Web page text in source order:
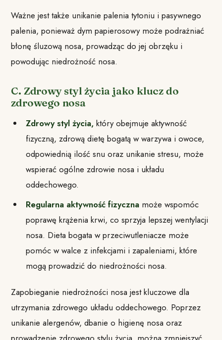
Ważne jest także unikanie palenia tytoniu i pasywnego
palenia, ponieważ dym papierosowy może podrażniać
błonę śluzową nosa, prowadząc do jej obrzęku i
powodując niedrożność nosa.
C. Zdrowy styl życia jako klucz do
zdrowego nosa
Zdrowy styl życia, który obejmuje aktywność
fizyczną, zdrową dietę bogatą w warzywa i owoce,
odpowiednią ilość snu oraz unikanie stresu, może
wspierać ogólne zdrowie nosa i układu
oddechowego.
Regularna aktywność fizyczna może wspomóc
poprawę krążenia krwi, co sprzyja lepszej wentylacji
nosa. Dieta bogata w przeciwutleniacze może
pomóc w walce z infekcjami i zapaleniami, które
mogą prowadzić do niedrożności nosa.
Zapobieganie niedrożności nosa jest kluczowe dla
utrzymania zdrowego układu oddechowego. Poprzez
unikanie alergenów, dbanie o higienę nosa oraz